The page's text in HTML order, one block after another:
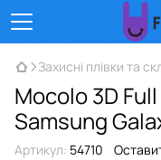
Захисні плівки та
Mocolo 3D
Samsung
Артикул: 54710